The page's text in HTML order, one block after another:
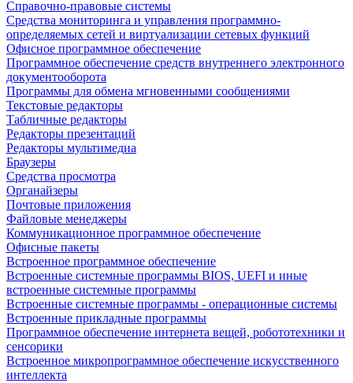
Справочно-правовые системы
Средства мониторинга и управления программно-
определяемых сетей и виртуализации сетевых функций
Офисное программное обеспечение
Программное обеспечение средств внутреннего электронного
документооборота
Программы для обмена мгновенными сообщениями
Текстовые редакторы
Табличные редакторы
Редакторы презентаций
Редакторы мультимедиа
Браузеры
Средства просмотра
Органайзеры
Почтовые приложения
Файловые менеджеры
Коммуникационное программное обеспечение
Офисные пакеты
Встроенное программное обеспечение
Встроенные системные программы BIOS, UEFI и иные
встроенные системные программы
Встроенные системные программы - операционные системы
Встроенные прикладные программы
Программное обеспечение интернета вещей, робототехники и
сенсорики
Встроенное микропрограммное обеспечение искусственного
интеллекта